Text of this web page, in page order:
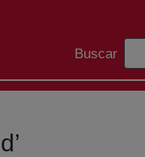
Bilaketa
Buscar